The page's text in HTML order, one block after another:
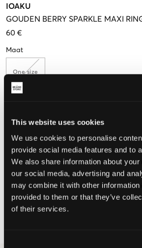
This website uses cookies
We use cookies to personalise
provide social media features and to
We also share information about
our social media, advertising and
may combine it with other information
provided to them or that they’ve
of their services.
IOAKU
GOUDEN BERRY SPARKLE MAXI
60 €
Maat
One size
Te klein Perfect
KIES EEN MAAT
Snelle levering